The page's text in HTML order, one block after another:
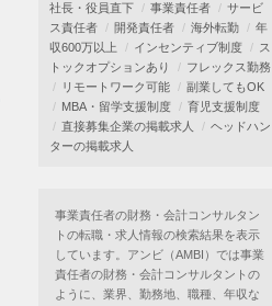
社長・役員直下
事業責任者
サービ
ス責任者
開発責任者 海外転勤
年
収600万以上
インセンティブ制度
ス
トックオプションあり
フレックス勤務
リモートワーク可能
副業してもOK
MBA・留学支援制度
育児支援制度
直接募集企業の掲載求人
ヘッドハン
ターの掲載求人
事業責任者の財務・会計コンサルタン
トの転職・求人情報の検索結果を表示
しています。アンビ（AMBI）では事業
責任者の財務・会計コンサルタントの
ように、業界、勤務地、職種、年収な